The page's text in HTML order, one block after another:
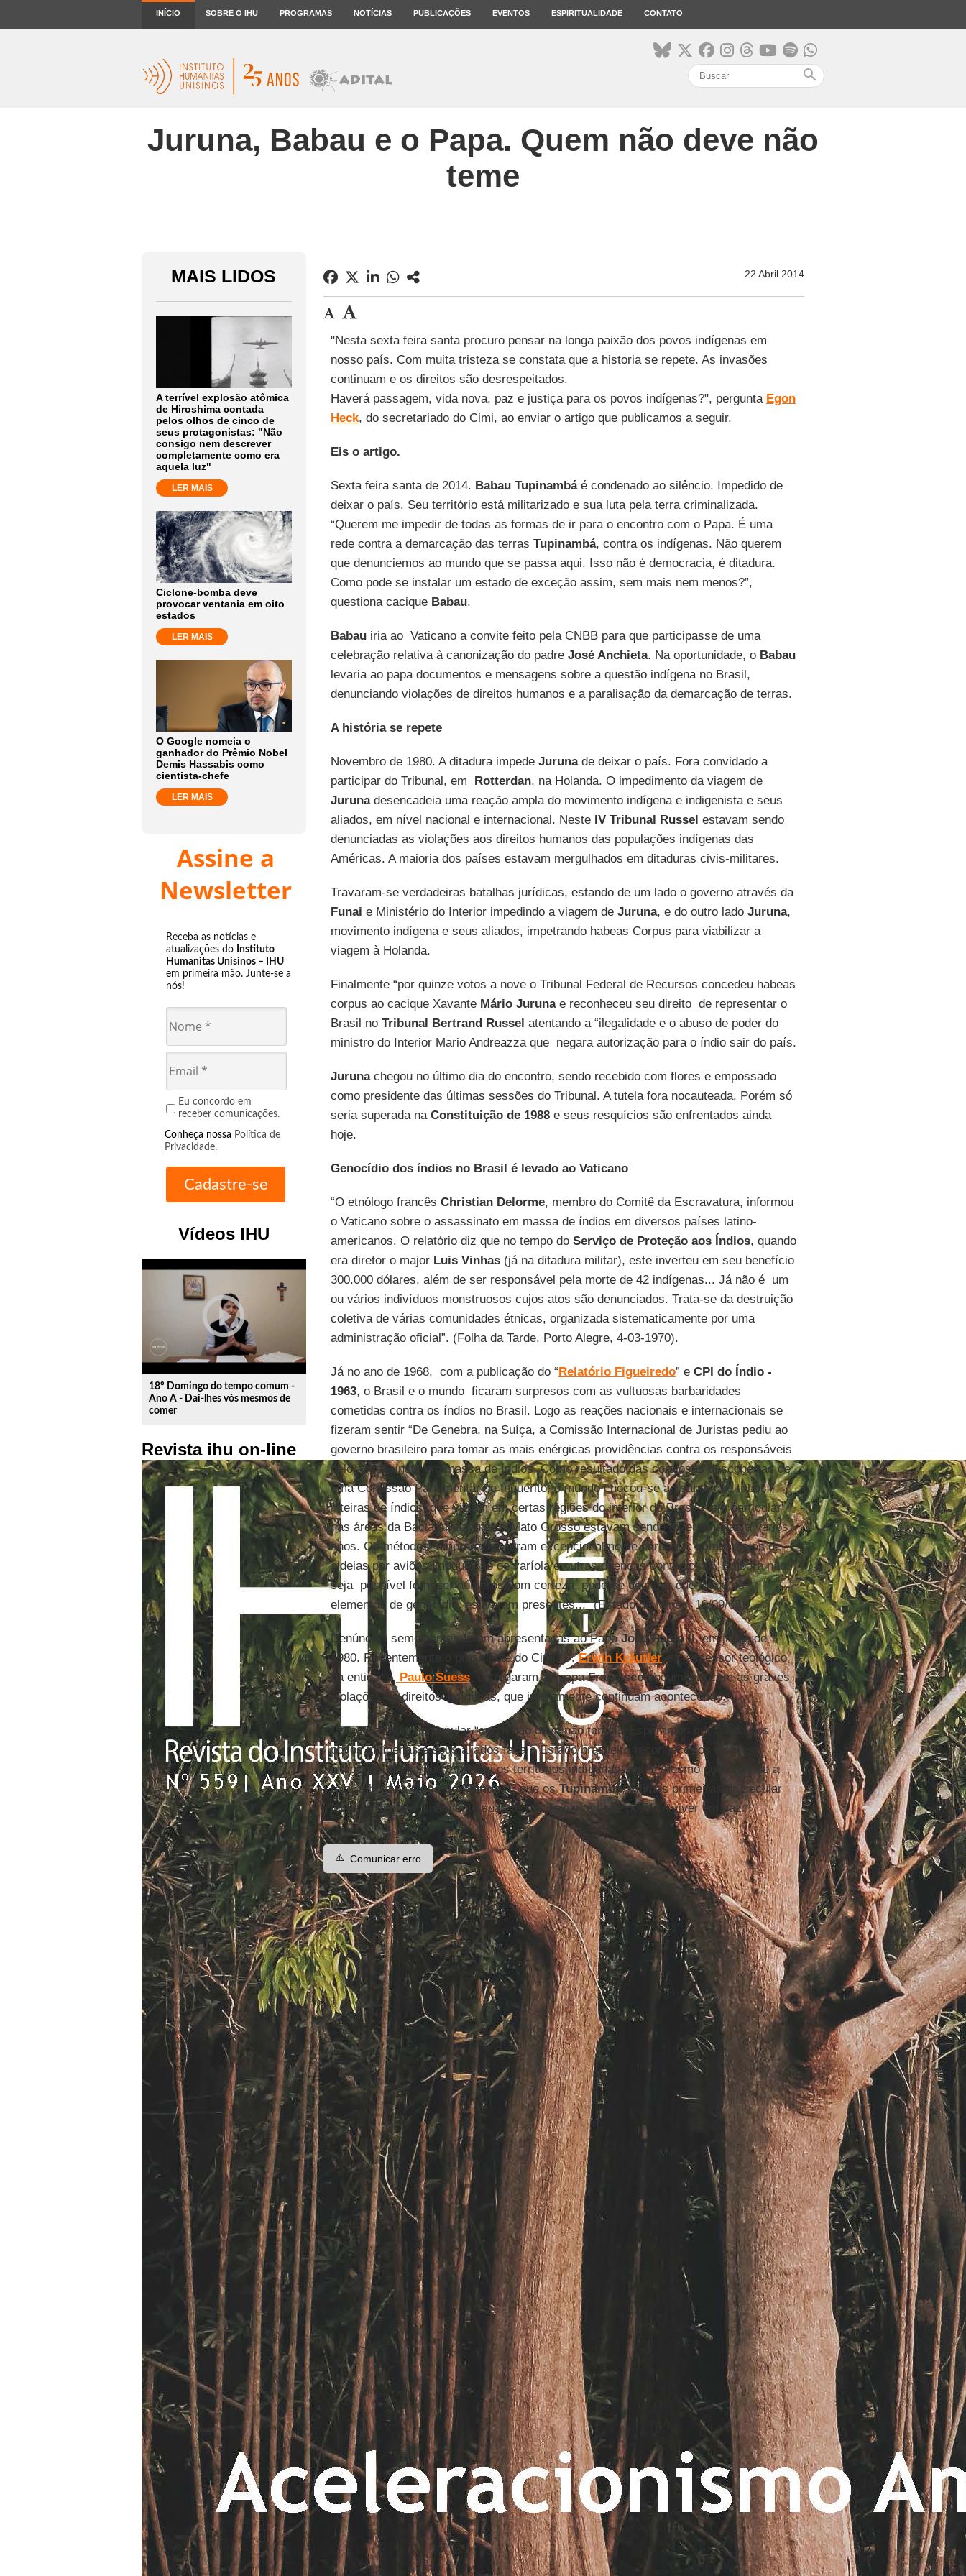
INÍCIO SOBRE O IHU PROGRAMAS NOTÍCIAS PUBLICAÇÕES EVENTOS ESPIRITUALIDADE CONTATO
search
Juruna, Babau e o Papa. Quem não deve não
teme
MAIS LIDOS
A terrível explosão atômica
de Hiroshima contada
pelos olhos de cinco de
seus protagonistas: "Não
consigo nem descrever
completamente como era
aquela luz"
LER MAIS
Ciclone-bomba deve
provocar ventania em oito
estados
LER MAIS
O Google nomeia o
ganhador do Prêmio Nobel
Demis Hassabis como
cientista-chefe
LER MAIS
Assine a
Newsletter
Receba as notícias e
atualizações do Instituto
Humanitas Unisinos – IHU
em primeira mão. Junte-se a
nós!
Eu concordo em
receber comunicações.
Conheça nossa Política de
Privacidade.
Vídeos IHU
play_circle_outline
18º Domingo do tempo comum -
Ano A - Dai-lhes vós mesmos de
comer
Revista ihu on-line
22 Abril 2014
"Nesta sexta feira santa procuro pensar na longa paixão dos povos indígenas em
nosso país. Com muita tristeza se constata que a historia se repete. As invasões
continuam e os direitos são desrespeitados.
Haverá passagem, vida nova, paz e justiça para os povos indígenas?", pergunta Egon
Heck, do secretariado do Cimi, ao enviar o artigo que publicamos a seguir.
Eis o artigo.
Sexta feira santa de 2014. Babau Tupinambáé condenado ao silêncio. Impedido de
deixar o país. Seu território está militarizado e sua luta pela terra criminalizada.
“Querem me impedir de todas as formas de ir para o encontro com o Papa. É uma
rede contra a demarcação das terras Tupinambá, contra os indígenas. Não querem
que denunciemos ao mundo que se passa aqui. Isso não é democracia, é ditadura.
Como pode se instalar um estado de exceção assim, sem mais nem menos?”,
questiona cacique Babau.
Babauiria ao Vaticano a convite feito pela CNBB para que participasse de uma
celebração relativa à canonização do padre José Anchieta. Na oportunidade, o Babau
levaria ao papa documentos e mensagens sobre a questão indígena no Brasil,
denunciando violações de direitos humanos e a paralisação da demarcação de terras.
A história se repete
Novembro de 1980. A ditadura impede Jurunade deixar o país. Fora convidado a
participar do Tribunal, em Rotterdan, na Holanda. O impedimento da viagem de
Jurunadesencadeia uma reação ampla do movimento indígena e indigenista e seus
aliados, em nível nacional e internacional. Neste IV Tribunal Russel estavam sendo
denunciadas as violações aos direitos humanos das populações indígenas das
Américas. A maioria dos países estavam mergulhados em ditaduras civis-militares.
Travaram-se verdadeiras batalhas jurídicas, estando de um lado o governo através da
Funai e Ministério do Interior impedindo a viagem de Juruna, e do outro lado Juruna,
movimento indígena e seus aliados, impetrando habeas Corpus para viabilizar a
viagem à Holanda.
Finalmente “por quinze votos a nove o Tribunal Federal de Recursos concedeu habeas
corpus ao cacique Xavante Mário Jurunae reconheceu seu direito de representar o
Brasil no Tribunal Bertrand Russel atentando a “ilegalidade e o abuso de poder do
ministro do Interior Mario Andreazza que negara autorização para o índio sair do país.
Jurunachegou no último dia do encontro, sendo recebido com flores e empossado
como presidente das últimas sessões do Tribunal. A tutela fora nocauteada. Porém só
seria superada na Constituição de 1988e seus resquícios são enfrentados ainda
hoje.
Genocídio dos índios no Brasil é levado ao Vaticano
“O etnólogo francês Christian Delorme, membro do Comitê da Escravatura, informou
o Vaticano sobre o assassinato em massa de índios em diversos países latino-
americanos. O relatório diz que no tempo do Serviço de Proteção aos Índios, quando
era diretor o major Luis Vinhas(já na ditadura militar), este inverteu em seu benefício
300.000 dólares, além de ser responsável pela morte de 42 indígenas... Já não é um
ou vários indivíduos monstruosos cujos atos são denunciados. Trata-se da destruição
coletiva de várias comunidades étnicas, organizada sistematicamente por uma
administração oficial”. (Folha da Tarde, Porto Alegre, 4-03-1970).
Já no ano de 1968, com a publicação do “Relatório Figueiredo” e CPI do Índio -
1963, o Brasil e o mundo ficaram surpresos com as vultuosas barbaridades
cometidas contra os índios no Brasil. Logo as reações nacionais e internacionais se
fizeram sentir “De Genebra, na Suíça, a Comissão Internacional de Juristas pediu ao
governo brasileiro para tomar as mais enérgicas providências contra os responsáveis
pelo assassinato em massa de índios. Como resultado das corajosas descobertas de
uma Comissão Parlamentar de Inquérito, o mundo chocou-se ao saber que tribos
inteiras de índios, que viviam em certas regiões do interior do Brasil – em particular
nas áreas da Bacia Amazônica e Mato Grosso estavam sendo exterminadas a vários
anos. Os métodos empregados foram excepcionalmente bárbaros: bombardeios de
aldeias por aviões, inoculação de varíola e outras doenças contagiosas. Embora não
seja possível fornecer números com certeza, pode-se declarar que todos os
elementos de genocídio estiveram presentes...” (Estado de Minas, 19/09/68)
Denúncias semelhantes foram apresentadas ao PapaJoão Paulo II, em jiulho de
1980. Recentemente o presidente do Cimi, D.Erwin Kräutlere o assessor teológico
da entidade, Paulo Suess, entregaram ao papaFranciscodocumento com as graves
violações do direitos indígenas, que infelizmente continuam acontecendo.
Como diz o ditado popular “quem não deve não teme!”. Esperamos que a luta dos
povos indígenas e seus aliados faça o Estado brasileiro reconhecer os direitos
indígenas, demarque e proteja os territórios indígenas, antes mesmo que comece a
rolar a bola naCopa do Mundo. E que osTupinambá, vítimas primeiras da secular
invasão, tenham finalmente suas terras demarcadas e possam viver em paz.
⚠️ Comunicar erro